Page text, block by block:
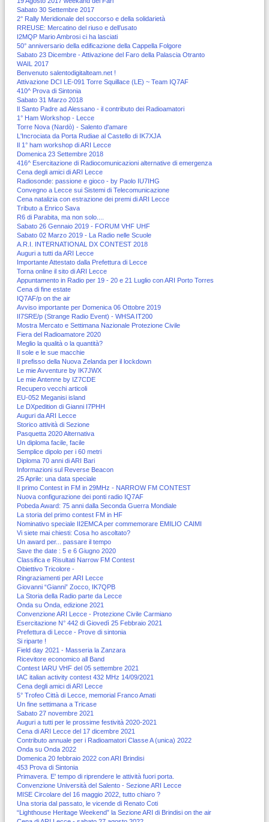
Sabato 30 Settembre 2017
2° Rally Meridionale del soccorso e della solidarietà
RREUSE: Mercatino del riuso e dell’usato
I2MQP Mario Ambrosi ci ha lasciati
50° anniversario della edificazione della Cappella Folgore
Sabato 23 Dicembre - Attivazione del Faro della Palascia Otranto
WAIL 2017
Benvenuto salentodigitalteam.net !
Attivazione DCI LE-091 Torre Squillace (LE) ~ Team IQ7AF
410^ Prova di Sintonia
Sabato 31 Marzo 2018
Il Santo Padre ad Alessano - il contributo dei Radioamatori
1° Ham Workshop - Lecce
Torre Nova (Nardò) - Salento d'amare
L'Incrociata da Porta Rudiae al Castello di IK7XJA
Il 1° ham workshop di ARI Lecce
Domenica 23 Settembre 2018
416^ Esercitazione di Radiocomunicazioni alternative di emergenza
Cena degli amici di ARI Lecce
Radiosonde: passione e gioco - by Paolo IU7IHG
Convegno a Lecce sui Sistemi di Telecomunicazione
Cena natalizia con estrazione dei premi di ARI Lecce
Tributo a Enrico Sava
R6 di Parabita, ma non solo....
Sabato 26 Gennaio 2019 - FORUM VHF UHF
Sabato 02 Marzo 2019 - La Radio nelle Scuole
A.R.I. INTERNATIONAL DX CONTEST 2018
Auguri a tutti da ARI Lecce
Importante Attestato dalla Prefettura di Lecce
Torna online il sito di ARI Lecce
Appuntamento in Radio per 19 - 20 e 21 Luglio con ARI Porto Torres
Cena di fine estate
IQ7AF/p on the air
Avviso importante per Domenica 06 Ottobre 2019
II7SRE/p (Strange Radio Event) - WHSA IT200
Mostra Mercato e Settimana Nazionale Protezione Civile
Fiera del Radioamatore 2020
Meglio la qualità o la quantità?
Il sole e le sue macchie
Il prefisso della Nuova Zelanda per il lockdown
Le mie Avventure by IK7JWX
Le mie Antenne by IZ7CDE
Recupero vecchi articoli
EU-052 Meganisi island
Le DXpedition di Gianni I7PHH
Auguri da ARI Lecce
Storico attività di Sezione
Pasquetta 2020 Alternativa
Un diploma facile, facile
Semplice dipolo per i 60 metri
Diploma 70 anni di ARI Bari
Informazioni sul Reverse Beacon
25 Aprile: una data speciale
Il primo Contest in FM in 29MHz - NARROW FM CONTEST
Nuova configurazione dei ponti radio IQ7AF
Pobeda Award: 75 anni dalla Seconda Guerra Mondiale
La storia del primo contest FM in HF
Nominativo speciale II2EMCA per commemorare EMILIO CAIMI
Vi siete mai chiesti: Cosa ho ascoltato?
Un award per... passare il tempo
Save the date : 5 e 6 Giugno 2020
Classifica e Risultati Narrow FM Contest
Obiettivo Tricolore -
Ringraziamenti per ARI Lecce
Giovanni “Gianni” Zocco, IK7QPB
La Storia della Radio parte da Lecce
Onda su Onda, edizione 2021
Convenzione ARI Lecce - Protezione Civile Carmiano
Esercitazione N° 442 di Giovedì 25 Febbraio 2021
Prefettura di Lecce - Prove di sintonia
Si riparte !
Field day 2021 - Masseria la Zanzara
Ricevitore economico all Band
Contest IARU VHF del 05 settembre 2021
IAC italian activity contest 432 MHz 14/09/2021
Cena degli amici di ARI Lecce
5° Trofeo Città di Lecce, memorial Franco Amati
Un fine settimana a Tricase
Sabato 27 novembre 2021
Auguri a tutti per le prossime festività 2020-2021
Cena di ARI Lecce del 17 dicembre 2021
Contributo annuale per i Radioamatori Classe A (unica) 2022
Onda su Onda 2022
Domenica 20 febbraio 2022 con ARI Brindisi
453 Prova di Sintonia
Primavera. E' tempo di riprendere le attività fuori porta.
Convenzione Università del Salento - Sezione ARI Lecce
MISE Circolare del 16 maggio 2022, tutto chiaro ?
Una storia dal passato, le vicende di Renato Coti
“Lighthouse Heritage Weekend” la Sezione ARI di Brindisi on the air